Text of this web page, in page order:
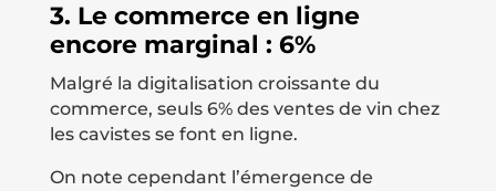
3. Le commerce en ligne
encore marginal : 6%
Malgré la digitalisation croissante du
commerce, seuls 6% des ventes de vin chez
les cavistes se font en ligne.
On note cependant l’émergence de